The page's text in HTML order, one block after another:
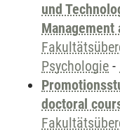
und
Management
Psychologie -
doctoral